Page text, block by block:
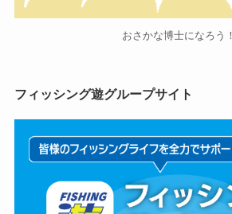
おさかな博士になろう！
フィッシング遊グループサイト